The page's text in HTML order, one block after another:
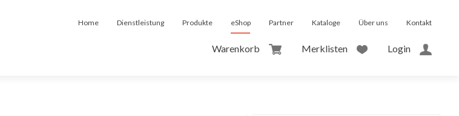
Home Dienstleistung Produkte eShop Partner Kataloge Über uns Kontakt
Warenkorb Merklisten Login